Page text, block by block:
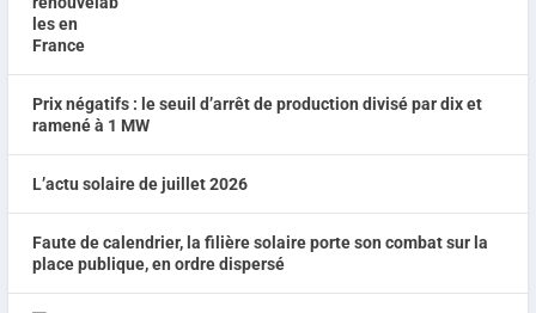
Prix négatifs : le seuil d’arrêt de production divisé par dix et
ramené à 1 MW
L’actu solaire de juillet 2026
Faute de calendrier, la filière solaire porte son combat sur la
place publique, en ordre dispersé